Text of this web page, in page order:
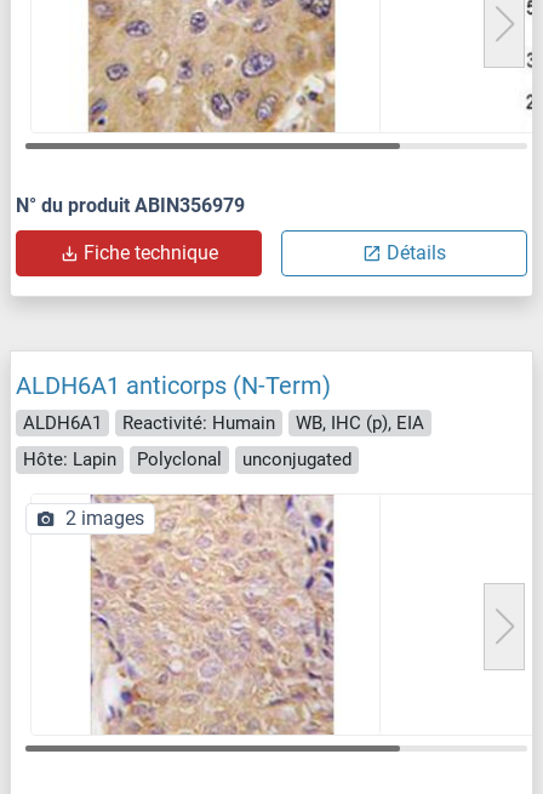
N° du produit ABIN356979
Fiche technique Détails
ALDH6A1 anticorps (N-Term)
ALDH6A1 Reactivité: Humain
WB, IHC (p), EIA
Hôte: Lapin
Polyclonal unconjugated
2 images